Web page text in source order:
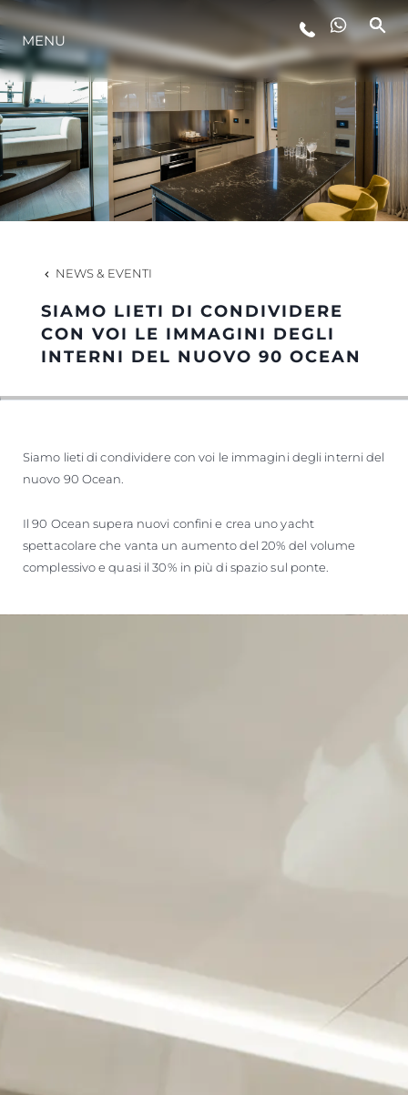
LIFESTYLE
INNOVAZIONE
L'AZIENDA
ALGARVE ADVENTURES
MENU
NEWS & EVENTI
SIAMO LIETI DI CONDIVIDERE
CON VOI LE IMMAGINI DEGLI
INTERNI DEL NUOVO 90 OCEAN
Siamo lieti di condividere con voi le immagini degli interni del
nuovo 90 Ocean.
Il 90 Ocean supera nuovi confini e crea uno yacht
spettacolare che vanta un aumento del 20% del volume
complessivo e quasi il 30% in più di spazio sul ponte.